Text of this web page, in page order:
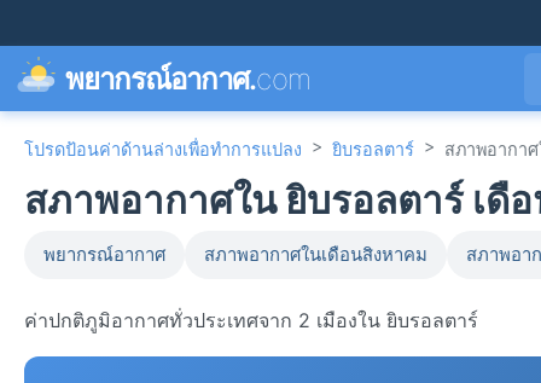
พยากรณ์อากาศ.com
โปรดป้อนค่าด้านล่างเพื่อทำการแปลง > ยิบรอลตาร์ > สภาพอากา
สภาพอากาศใน ยิบรอลตาร์ เดื
พยากรณ์อากาศ สภาพอากาศในเดือนสิงหาคม สภาพอา
ค่าปกติภูมิอากาศทั่วประเทศจาก 2 เมืองใน ยิบรอลตาร์